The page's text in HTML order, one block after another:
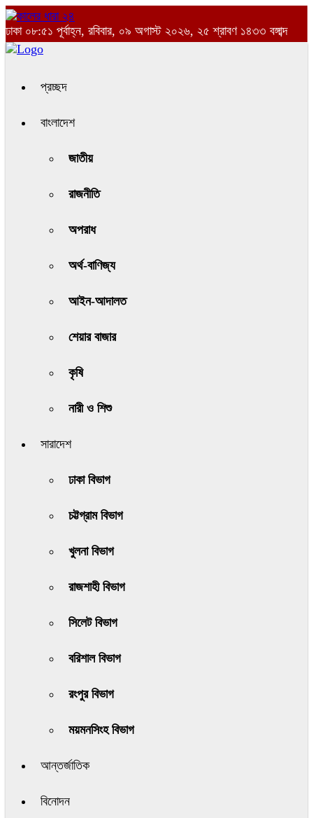
ঢাকা ০৮:৫১ পূর্বাহ্ন, রবিবার, ০৯ অগাস্ট ২০২৬, ২৫ শ্রাবণ ১৪৩৩ বঙ্গাব্দ
প্রচ্ছদ
বাংলাদেশ
জাতীয়
রাজনীতি
অপরাধ
অর্থ-বাণিজ্য
আইন-আদালত
শেয়ার বাজার
কৃষি
নারী ও শিশু
সারাদেশ
ঢাকা বিভাগ
চট্টগ্রাম বিভাগ
খুলনা বিভাগ
রাজশাহী বিভাগ
সিলেট বিভাগ
বরিশাল বিভাগ
রংপুর বিভাগ
ময়মনসিংহ বিভাগ
আন্তর্জাতিক
বিনোদন